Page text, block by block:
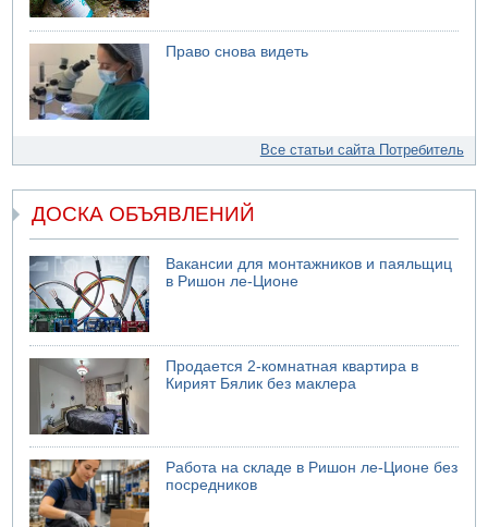
Право снова видеть
Все статьи сайта Потребитель
ДОСКА ОБЪЯВЛЕНИЙ
Вакансии для монтажников и паяльщиц
в Ришон ле-Ционе
Продается 2-комнатная квартира в
Кирият Бялик без маклера
Работа на складе в Ришон ле-Ционе без
посредников